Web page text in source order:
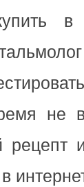
не